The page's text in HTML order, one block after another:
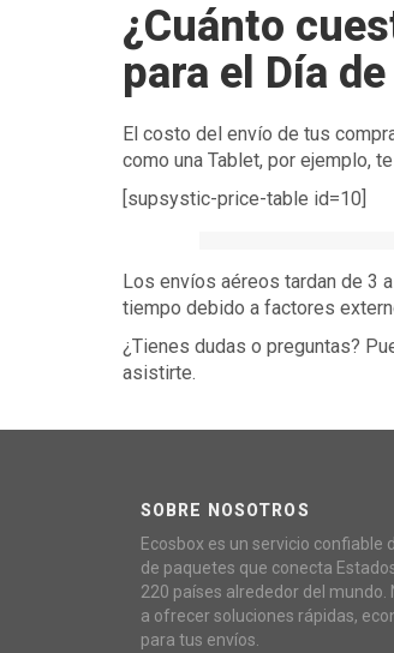
¿Cuánto
para el Día
El costo del envío de tus
como una Tablet, por ejemplo,
[supsystic-price-table id=10]
Los envíos aéreos tardan de 3
tiempo debido a factores
¿Tienes dudas o preguntas?
asistirte.
SOBRE NOSOTROS
Ecosbox es un servicio confiable
de paquetes que conecta
220 países alrededor del
a ofrecer soluciones rápidas,
para tus envíos.